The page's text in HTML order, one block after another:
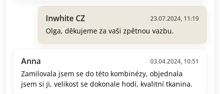
Inwhite CZ 23.07.2024, 11:19
Olga, děkujeme za vaši zpětnou vazbu.
Anna 03.04.2024, 10:51
Zamilovala jsem se do této kombinézy, objednala
jsem si ji, velikost se dokonale hodí, kvalitní tkanina.